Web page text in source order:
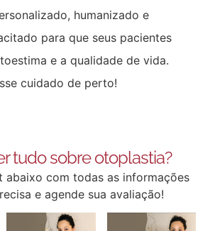
humanizado e
para que seus pacientes
e a qualidade de vida.
cuidado de perto!
tudo sobre otoplastia?
abaixo com todas as informações
e agende sua avaliação!